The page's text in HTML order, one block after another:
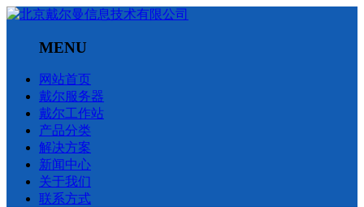
MENU
网站首页
戴尔服务器
戴尔工作站
产品分类
解决方案
新闻中心
关于我们
联系方式